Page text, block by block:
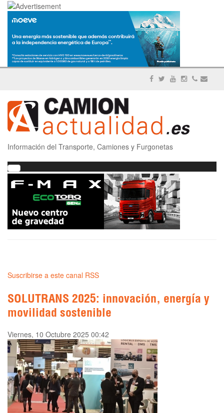
Información del Transporte, Camiones y Furgonetas
Suscribirse a este canal RSS
SOLUTRANS 2025: innovación, energía y
movilidad sostenible
Viernes, 10 Octubre 2025 00:42